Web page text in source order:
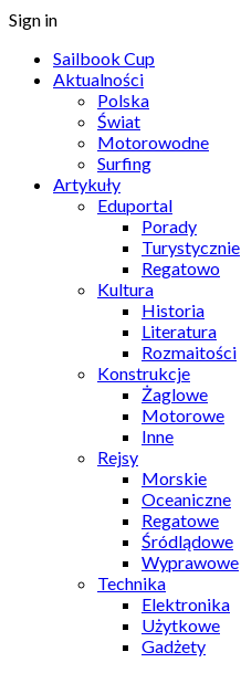
Sign in
Sailbook Cup
Aktualności
Polska
Świat
Motorowodne
Surfing
Artykuły
Eduportal
Porady
Turystycznie
Regatowo
Kultura
Historia
Literatura
Rozmaitości
Konstrukcje
Żaglowe
Motorowe
Inne
Rejsy
Morskie
Oceaniczne
Regatowe
Śródlądowe
Wyprawowe
Technika
Elektronika
Użytkowe
Gadżety